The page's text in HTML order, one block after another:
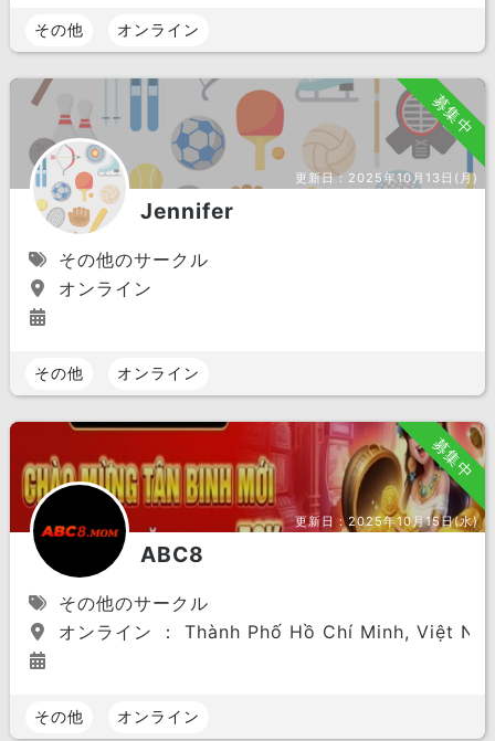
その他 オンライン
募集中
更新日： 2025年10月13日(月)
Jennifer
その他のサークル
オンライン
その他 オンライン
募集中
更新日： 2025年10月15日(水)
ABC8
その他のサークル
オンライン ： Thành Phố Hồ Chí Minh, Việt
その他 オンライン